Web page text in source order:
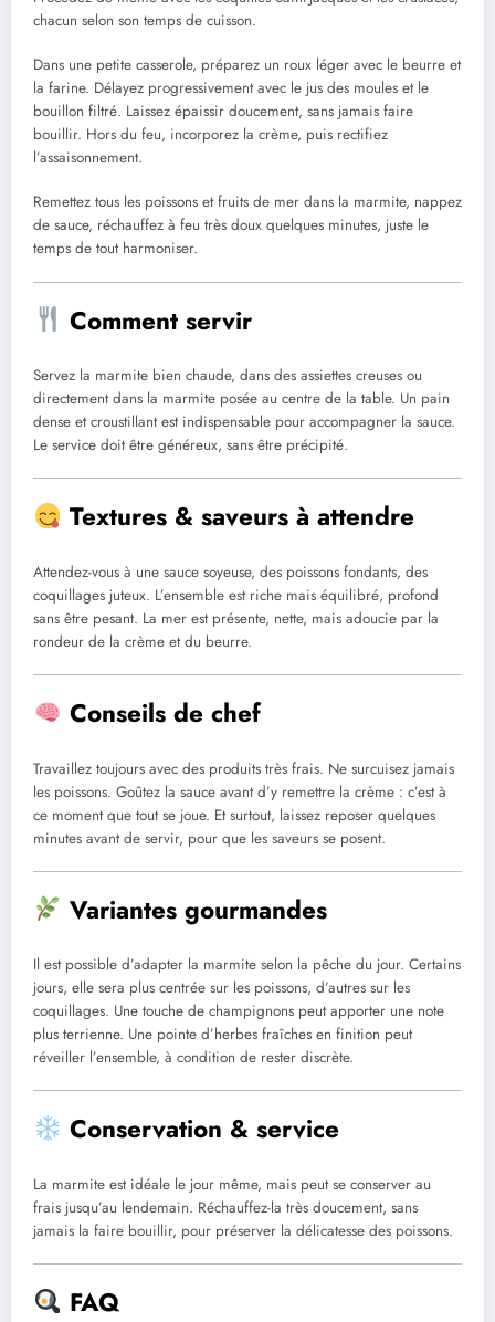
chacun selon son temps de cuisson.
Dans une petite casserole, préparez un roux léger avec le beurre et
la farine. Délayez progressivement avec le jus des moules et le
bouillon filtré. Laissez épaissir doucement, sans jamais faire
bouillir. Hors du feu, incorporez la crème, puis rectifiez
l’assaisonnement.
Remettez tous les poissons et fruits de mer dans la marmite, nappez
de sauce, réchauffez à feu très doux quelques minutes, juste le
temps de tout harmoniser.
Comment servir
Servez la marmite bien chaude, dans des assiettes creuses ou
directement dans la marmite posée au centre de la table. Un pain
dense et croustillant est indispensable pour accompagner la sauce.
Le service doit être généreux, sans être précipité.
Textures & saveurs à attendre
Attendez-vous à une sauce soyeuse, des poissons fondants, des
coquillages juteux. L’ensemble est riche mais équilibré, profond
sans être pesant. La mer est présente, nette, mais adoucie par la
rondeur de la crème et du beurre.
Conseils de chef
Travaillez toujours avec des produits très frais. Ne surcuisez jamais
les poissons. Goûtez la sauce avant d’y remettre la crème : c’est à
ce moment que tout se joue. Et surtout, laissez reposer quelques
minutes avant de servir, pour que les saveurs se posent.
Variantes gourmandes
Il est possible d’adapter la marmite selon la pêche du jour. Certains
jours, elle sera plus centrée sur les poissons, d’autres sur les
coquillages. Une touche de champignons peut apporter une note
plus terrienne. Une pointe d’herbes fraîches en finition peut
réveiller l’ensemble, à condition de rester discrète.
Conservation & service
La marmite est idéale le jour même, mais peut se conserver au
frais jusqu’au lendemain. Réchauffez-la très doucement, sans
jamais la faire bouillir, pour préserver la délicatesse des poissons.
FAQ